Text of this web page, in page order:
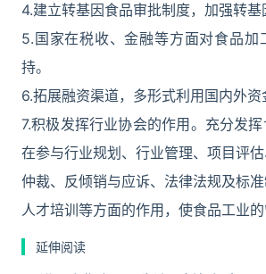
4.建立转基因食品审批制度，加强转基
5.国家在税收、金融等方面对食品加
持。
6.拓展融资渠道，多形式利用国内外资
7.积极发挥行业协会的作用。充分发
在参与行业规划、行业管理、项目评
仲裁、反倾销与应诉、法律法规及标准
人才培训等方面的作用，使食品工业的
延伸阅读